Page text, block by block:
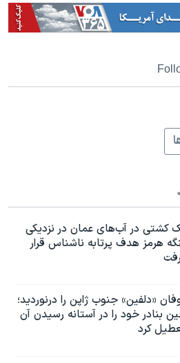
کشتی در آب‌های عمان در نزدیکی
هرمز هدف پرتابه ناشناس قرار
«دلفین» جنوب ژاپن را درنوردید؛
بنادر خود را در آستانه رسیدن آن
کرد